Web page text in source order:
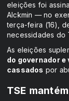
eleições foi
Alckmin — no
terça-feira (16),
necessidades do
As eleições
do governador
cassados por
TSE